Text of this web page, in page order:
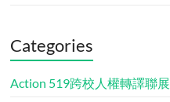
Categories
Action 519跨校人權轉譯聯展